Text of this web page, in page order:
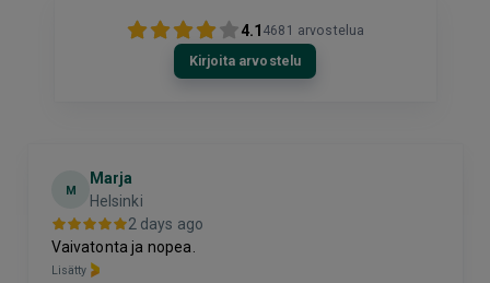
4.1 4681 arvostelua
Kirjoita arvostelu
M
Marja
Helsinki
2 days ago
Vaivatonta ja nopea.
Lisätty